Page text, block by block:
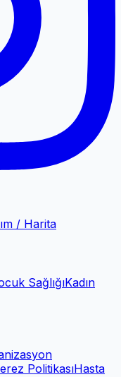
/ Harita
SağlığıKadın
PolitikasıHasta